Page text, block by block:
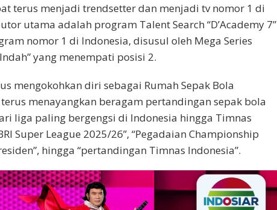
terus menjadi trendsetter dan menjadi tv nomor 1 di
utama adalah program Talent Search “D’Academy 7”
nomor 1 di Indonesia, disusul oleh Mega Series
yang menempati posisi 2.
mengokohkan diri sebagai Rumah Sepak Bola
menayangkan beragam pertandingan sepak bola
liga paling bergengsi di Indonesia hingga Timnas
Super League 2025/26”, “Pegadaian Championship
hingga “pertandingan Timnas Indonesia”.